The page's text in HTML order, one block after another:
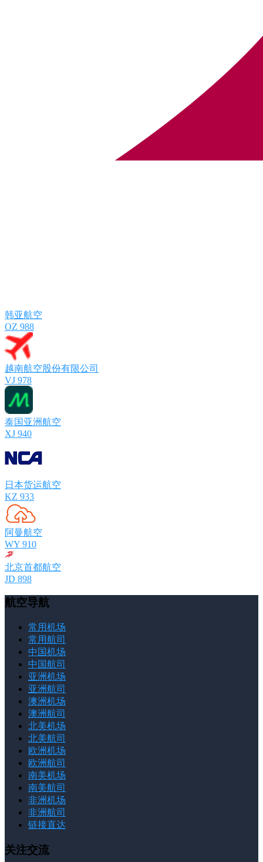
韩亚航空
OZ 988
越南航空股份有限公司
VJ 978
泰国亚洲航空
XJ 940
日本货运航空
KZ 933
阿曼航空
WY 910
北京首都航空
JD 898
航空导航
常用机场
常用航司
中国机场
中国航司
亚洲机场
亚洲航司
澳洲机场
澳洲航司
北美机场
北美航司
欧洲机场
欧洲航司
南美机场
南美航司
非洲机场
非洲航司
链接直达
关注交流